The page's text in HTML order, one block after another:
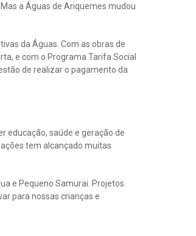
a Águas de Ariquemes mudou
da Águas. Com as obras de
e com o Programa Tarifa Social
de realizar o pagamento da
educação, saúde e geração de
tem alcançado muitas
e Pequeno Samurai. Projetos
para nossas crianças e